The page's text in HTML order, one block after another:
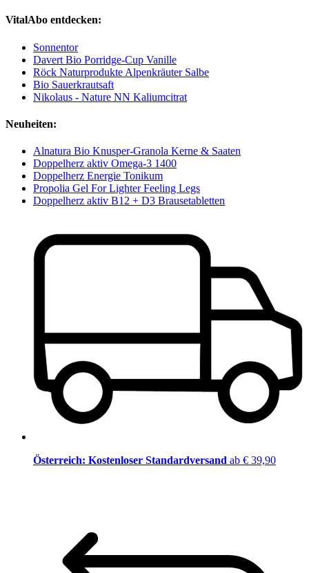
VitalAbo entdecken:
Sonnentor
Davert Bio Porridge-Cup Vanille
Röck Naturprodukte Alpenkräuter Salbe
Bio Sauerkrautsaft
Nikolaus - Nature NN Kaliumcitrat
Neuheiten:
Alnatura Bio Knusper-Granola Kerne & Saaten
Doppelherz aktiv Omega-3 1400
Doppelherz Energie Tonikum
Propolia Gel For Lighter Feeling Legs
Doppelherz aktiv B12 + D3 Brausetabletten
Österreich: Kostenloser Standardversand ab € 39,90